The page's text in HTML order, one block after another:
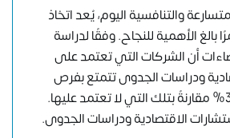
والتنافسية اليوم، يُعد اتخاذ
بالغ الأهمية للنجاح. وفقًا لدراسة
أن الشركات التي تعتمد على
ودراسات الجدوى تتمتع بفرص
نجاح أكبر بنسبة 30% مقارنةً بتلك التي لا تعتمد عليها.
الاقتصادية ودراسات الجدوى.